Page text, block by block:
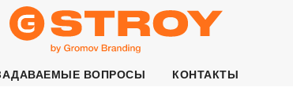
ВОПРОСЫ КОНТАКТЫ